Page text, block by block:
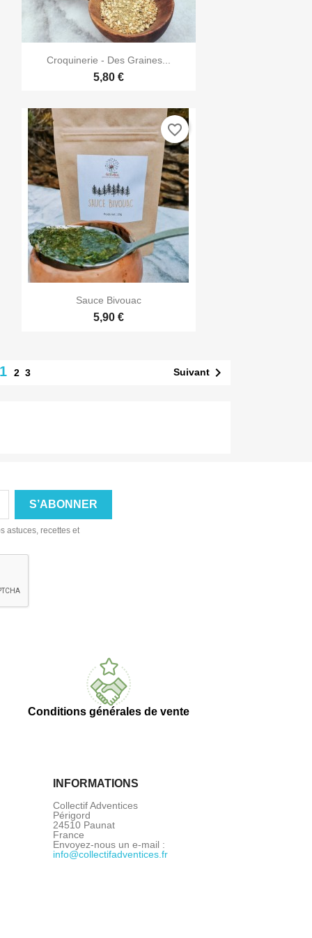
Aperçu rapide
Croquinerie - Des Graines...
5,80 €
Aperçu rapide
Sauce Bivouac
5,90 €
favorite_border
123 Suivant
astuces, recettes et
Conditions générales de vente
INFORMATIONS
Collectif Adventices
Périgord
24510 Paunat
France
Envoyez-nous un e-mail :
info@collectifadventices.fr